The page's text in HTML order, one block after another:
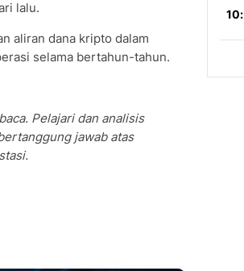
lalu.
aliran dana kripto dalam
selama bertahun-tahun.
Pelajari dan analisis
jawab atas